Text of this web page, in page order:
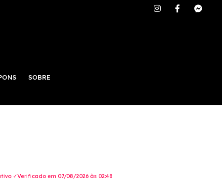
SOBRE
✓Verificado em 07/08/2026 às 02:48